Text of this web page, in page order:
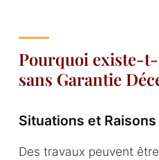
Pourquoi existe-
sans Garantie
Situations et Raisons
Des travaux peuvent